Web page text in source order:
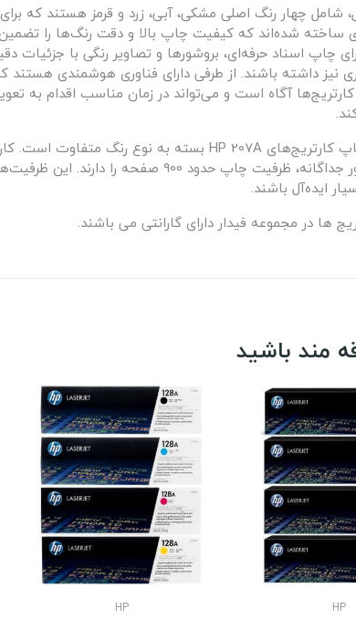
چاپ اسناد حرفه‌ای، بروشورها و تصاویر رنگی با جزئیات
نیز داشته باشند. از طرفی دارای فناوری هوشمندی هستند که
آگاه است و می‌تواند در زمان مناسب اقدام به
ایده‌آل باشند.
ها در مجموعه فیدار دارای گارانتی می باشند.
مند باشید
HP HP